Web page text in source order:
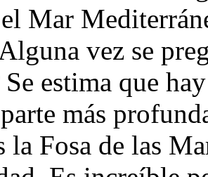
Mar
vez se
Se estima que
más
la Fosa de las